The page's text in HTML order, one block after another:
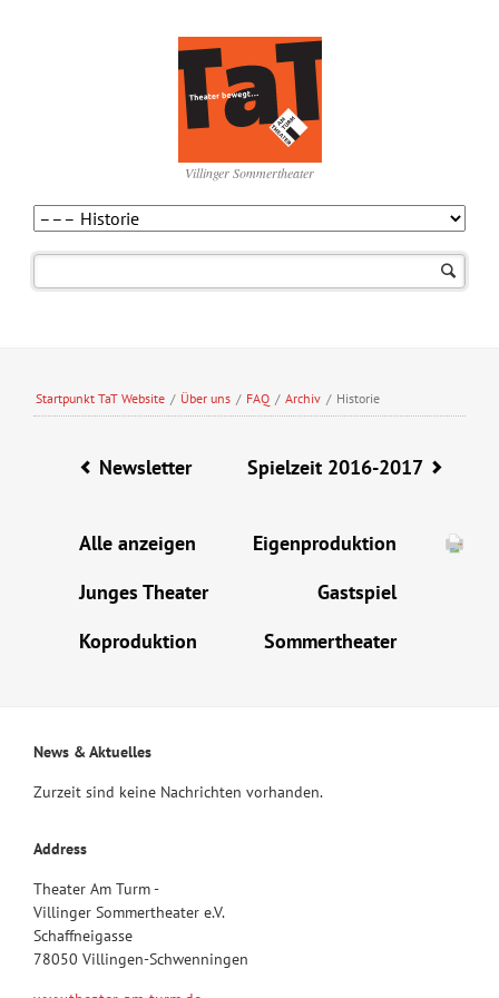
Villinger Sommertheater
Startpunkt TaT Website / Über uns / FAQ / Archiv / Historie
Newsletter Spielzeit 2016-2017
Alle anzeigen
Eigenproduktion
Junges Theater
Gastspiel
Koproduktion
Sommertheater
News & Aktuelles
Zurzeit sind keine Nachrichten vorhanden.
Address
Theater Am Turm -
Villinger Sommertheater e.V.
Schaffneigasse
78050 Villingen-Schwenningen